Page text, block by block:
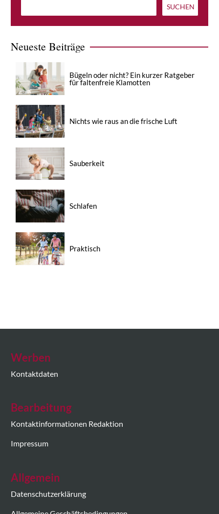
Neueste Beiträge
Bügeln oder nicht? Ein kurzer Ratgeber
für faltenfreie Klamotten
Nichts wie raus an die frische Luft
Sauberkeit
Schlafen
Praktisch
Werben
Kontaktdaten
Bearbeitung
Kontaktinformationen Redaktion
Impressum
Allgemein
Datenschutzerklärung